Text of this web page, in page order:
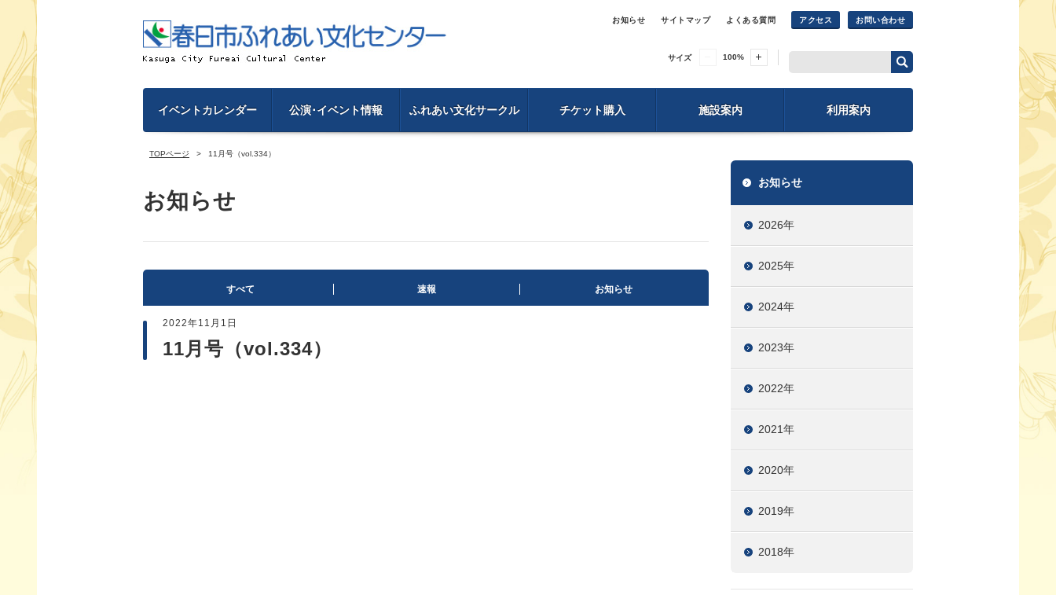
お知らせ サイトマップ よくある質問 アクセス お問い合わせ
サイズ 100%
イベントカレンダー 公演･イベント情報 ふれあい文化サークル チケット購入 施設案内 利用案内
TOPページ 11月号（vol.334）
お知らせ
すべて 速報 お知らせ
2022年11月1日
11月号（vol.334）
お知らせ
2026年
2025年
2024年
2023年
2022年
2021年
2020年
2019年
2018年